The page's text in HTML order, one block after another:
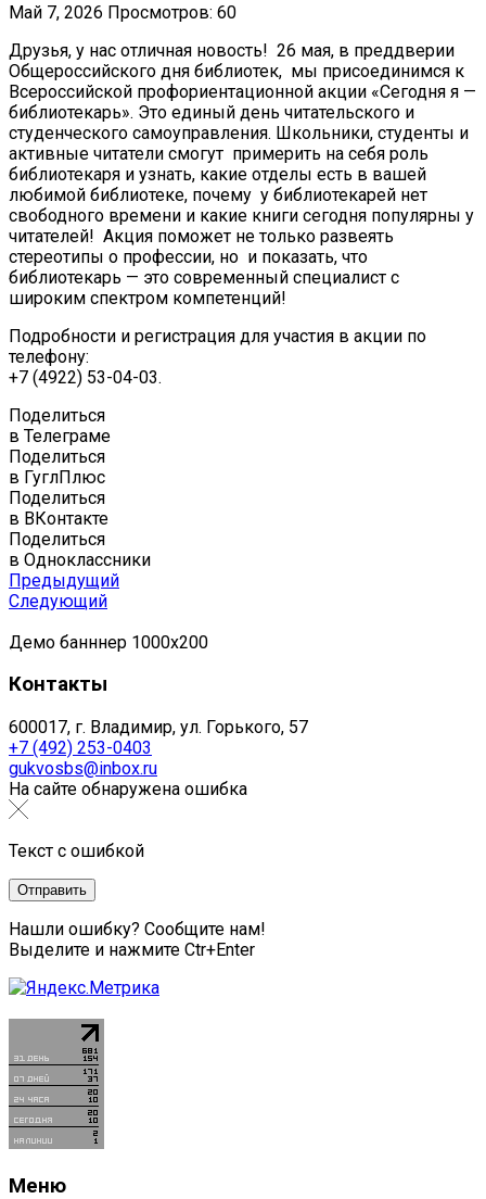
Май 7, 2026 Просмотров: 60
Друзья, у нас отличная новость! 26 мая, в преддверии
Общероссийского дня библиотек, мы присоединимся к
Всероссийской профориентационной акции «Сегодня я —
библиотекарь». Это единый день читательского и
студенческого самоуправления. Школьники, студенты и
активные читатели смогут примерить на себя роль
библиотекаря и узнать, какие отделы есть в вашей
любимой библиотеке, почему у библиотекарей нет
свободного времени и какие книги сегодня популярны у
читателей! Акция поможет не только развеять
стереотипы о профессии, но и показать, что
библиотекарь — это современный специалист с
широким спектром компетенций!
Подробности и регистрация для участия в акции по
телефону:
+7 (4922) 53-04-03.
Поделиться
в Телеграме
Поделиться
в ГуглПлюс
Поделиться
в ВКонтакте
Поделиться
в Одноклассники
Предыдущий
Следующий
Демо банннер 1000х200
Контакты
600017, г. Владимир, ул. Горького, 57
+7 (492) 253-0403
gukvosbs@inbox.ru
На сайте обнаружена ошибка
Текст с ошибкой
Нашли ошибку? Сообщите нам!
Выделите и нажмите Ctr+Enter
Меню